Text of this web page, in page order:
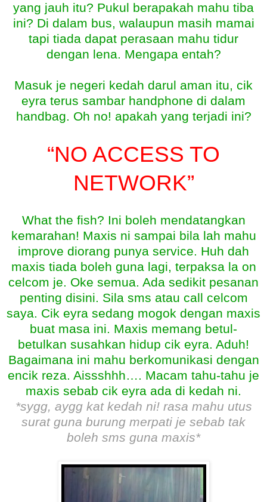
yang jauh itu? Pukul berapakah mahu tiba
ini? Di dalam bus, walaupun masih mamai
tapi tiada dapat perasaan mahu tidur
dengan lena. Mengapa entah?
Masuk je negeri kedah darul aman itu, cik
eyra terus sambar handphone di dalam
handbag. Oh no! apakah yang terjadi ini?
“NO ACCESS TO
NETWORK”
What the fish? Ini boleh mendatangkan
kemarahan! Maxis ni sampai bila lah mahu
improve diorang punya service. Huh dah
maxis tiada boleh guna lagi, terpaksa la on
celcom je. Oke semua. Ada sedikit pesanan
penting disini. Sila sms atau call celcom
saya. Cik eyra sedang mogok dengan maxis
buat masa ini. Maxis memang betul-
betulkan susahkan hidup cik eyra. Aduh!
Bagaimana ini mahu berkomunikasi dengan
encik reza. Aissshhh…. Macam tahu-tahu je
maxis sebab cik eyra ada di kedah ni.
*sygg, aygg kat kedah ni! rasa mahu utus
surat guna burung merpati je sebab tak
boleh sms guna maxis*